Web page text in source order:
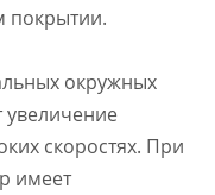
покрытии.
окружных
увеличение
скоростях. При
имеет